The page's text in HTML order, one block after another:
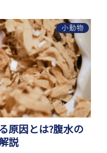
小動物
原因とは?腹水の
説